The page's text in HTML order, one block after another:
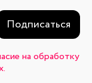
Подписаться
на обработку